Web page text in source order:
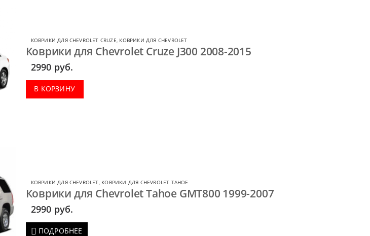
КОВРИКИ ДЛЯ CHEVROLET CRUZE, КОВРИКИ ДЛЯ CHEVROLET
Коврики для Chevrolet Cruze J300 2008-2015
2990 руб.
В КОРЗИНУ
КОВРИКИ ДЛЯ CHEVROLET, КОВРИКИ ДЛЯ CHEVROLET TAHOE
Коврики для Chevrolet Tahoe GMT800 1999-2007
2990 руб.
ПОДРОБНЕЕ